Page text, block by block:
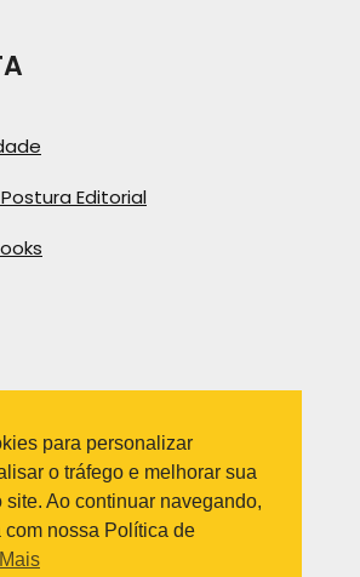
Editorial
do Jacaré
– RJ – CEP: 20970-031
para personalizar
o tráfego e melhorar sua
Ao continuar navegando,
com nossa Política de